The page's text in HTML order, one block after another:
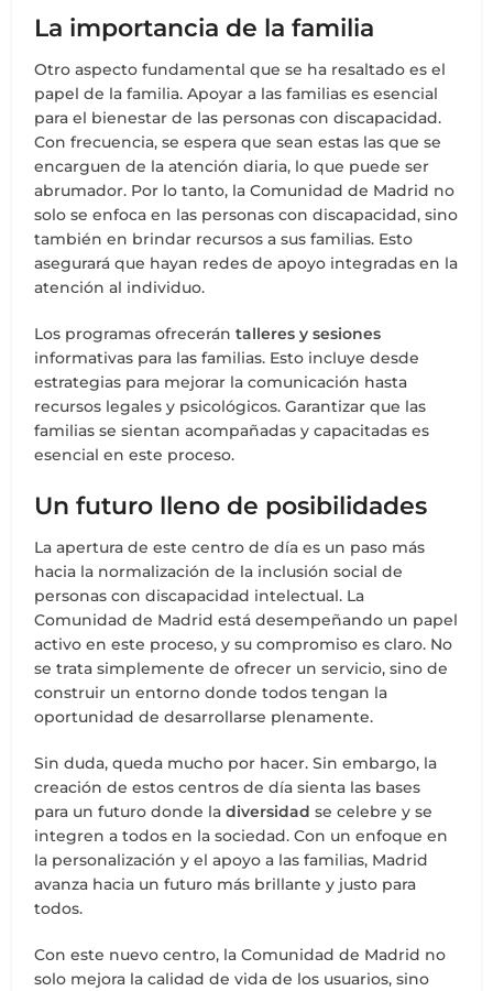
La importancia de la familia
Otro aspecto fundamental que se ha resaltado es el
papel de la familia. Apoyar a las familias es esencial
para el bienestar de las personas con discapacidad.
Con frecuencia, se espera que sean estas las que se
encarguen de la atención diaria, lo que puede ser
abrumador. Por lo tanto, la Comunidad de Madrid no
solo se enfoca en las personas con discapacidad, sino
también en brindar recursos a sus familias. Esto
asegurará que hayan redes de apoyo integradas en la
atención al individuo.
Los programas ofrecerántalleres y sesiones
informativas para las familias. Esto incluye desde
estrategias para mejorar la comunicación hasta
recursos legales y psicológicos. Garantizar que las
familias se sientan acompañadas y capacitadas es
esencial en este proceso.
Un futuro lleno de posibilidades
La apertura de este centro de día es un paso más
hacia la normalización de la inclusión social de
personas con discapacidad intelectual. La
Comunidad de Madrid está desempeñando un papel
activo en este proceso, y su compromiso es claro. No
se trata simplemente de ofrecer un servicio, sino de
construir un entorno donde todos tengan la
oportunidad de desarrollarse plenamente.
Sin duda, queda mucho por hacer. Sin embargo, la
creación de estos centros de día sienta las bases
para un futuro donde ladiversidad se celebre y se
integren a todos en la sociedad. Con un enfoque en
la personalización y el apoyo a las familias, Madrid
avanza hacia un futuro más brillante y justo para
todos.
Con este nuevo centro, la Comunidad de Madrid no
solo mejora la calidad de vida de los usuarios, sino